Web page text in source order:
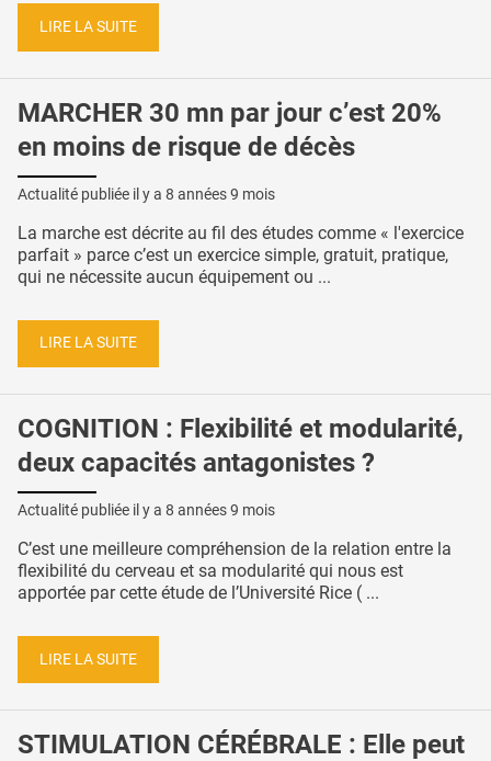
LIRE LA SUITE
MARCHER 30 mn par jour c’est 20%
en moins de risque de décès
Actualité publiée il y a 8 années 9 mois
La marche est décrite au fil des études comme « l'exercice
parfait » parce c’est un exercice simple, gratuit, pratique,
qui ne nécessite aucun équipement ou ...
LIRE LA SUITE
COGNITION : Flexibilité et modularité,
deux capacités antagonistes ?
Actualité publiée il y a 8 années 9 mois
C’est une meilleure compréhension de la relation entre la
flexibilité du cerveau et sa modularité qui nous est
apportée par cette étude de l’Université Rice ( ...
LIRE LA SUITE
STIMULATION CÉRÉBRALE : Elle peut